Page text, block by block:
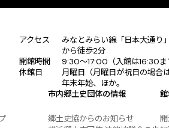
アクセス
みなとみらい線「日本大通り
から徒歩2分
開館時間
9:30〜17:00（入館は16:30ま
休館日
月曜日（月曜日が祝日の場合
年末年始、ほか。
市内郷土史団体の情報
郷土史協からのお知らせ